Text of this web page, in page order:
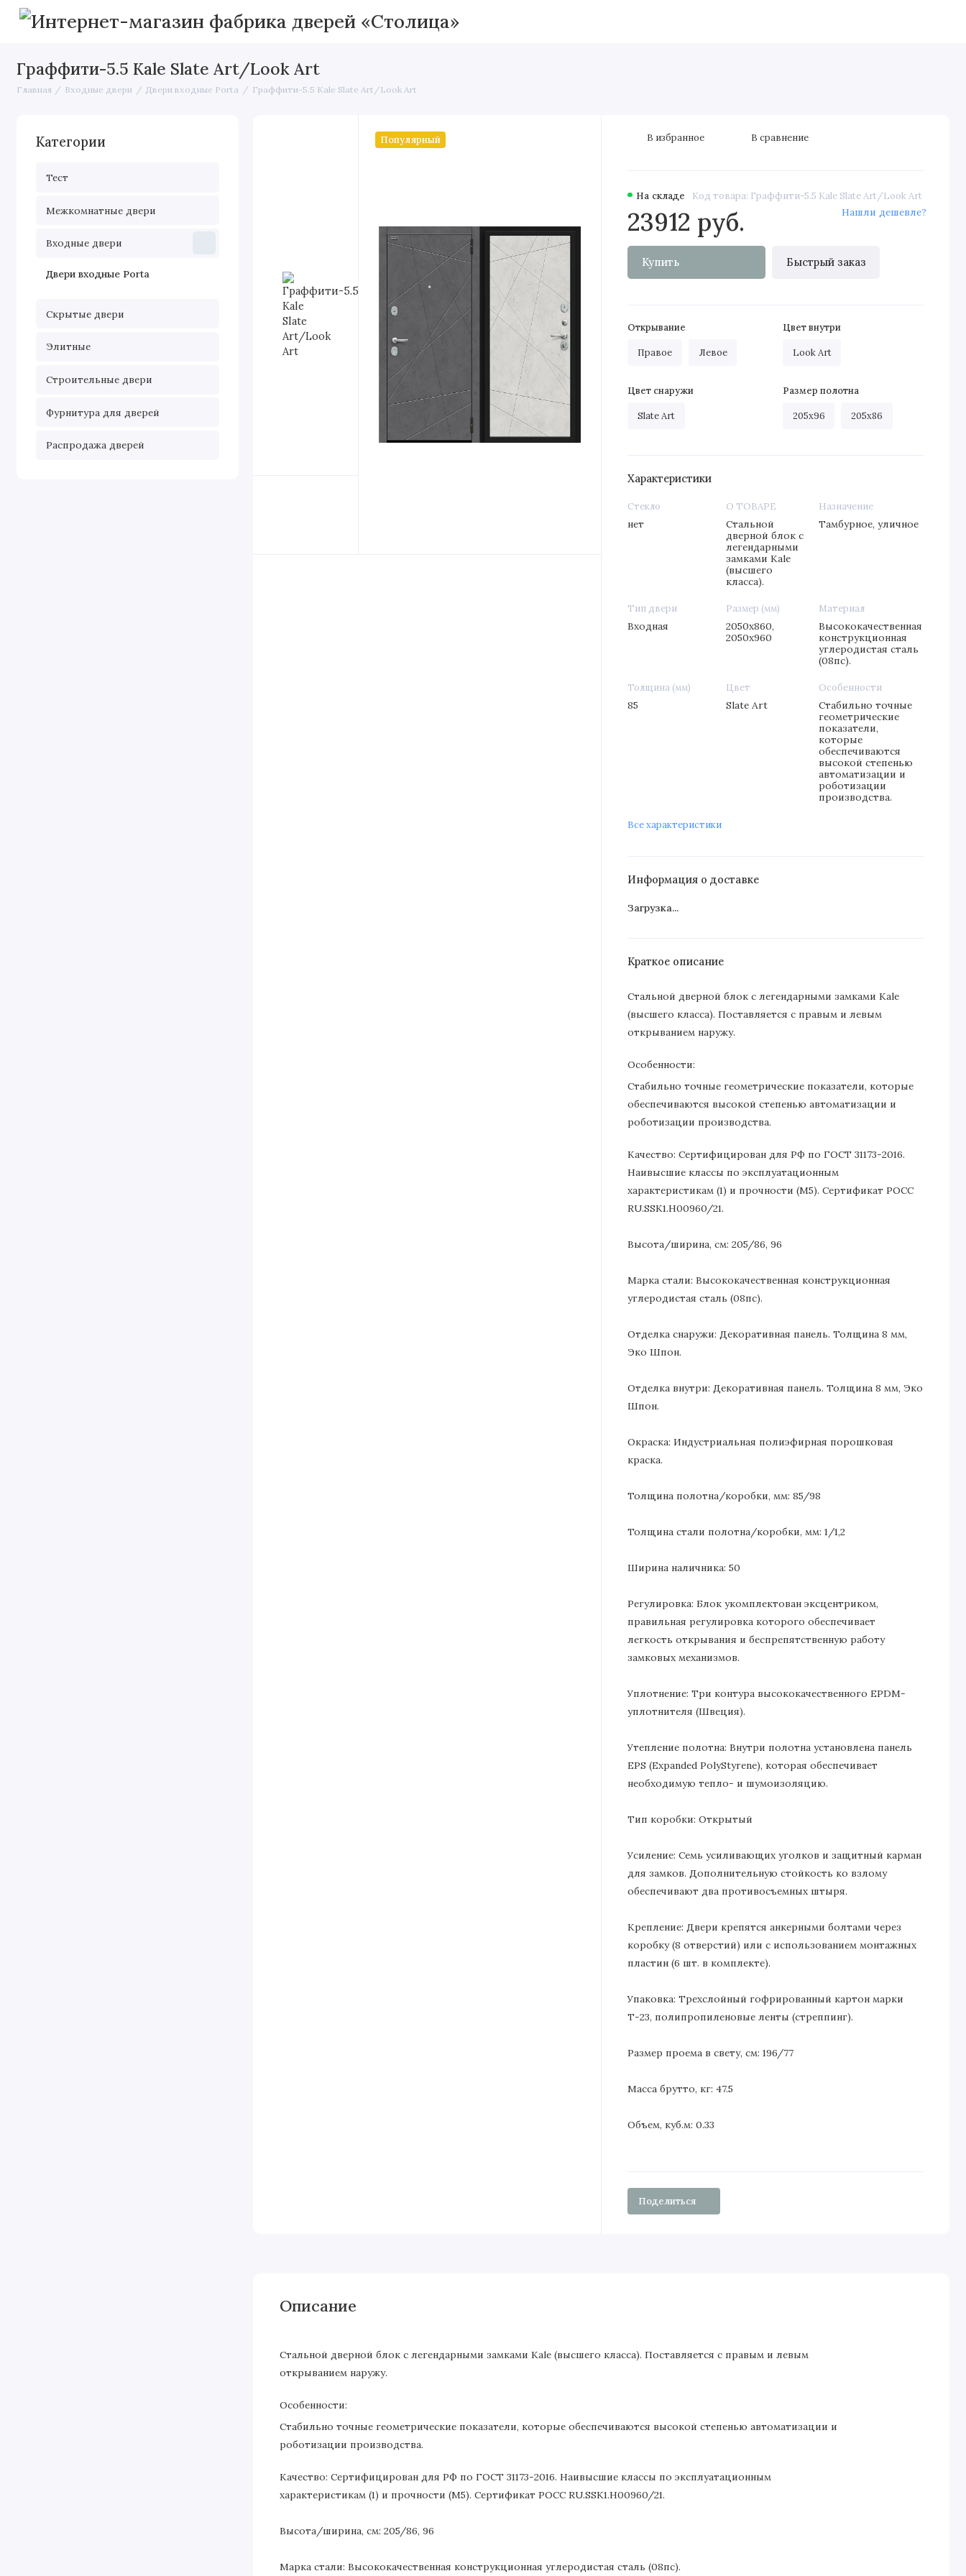
Граффити-5.5 Kale Slate Art/Look Art
Главная Входные двери Двери входные Porta Граффити-5.5 Kale Slate Art/Look Art
Категории
Тест
Межкомнатные двери
Входные двери
Двери входные Porta
Скрытые двери
Элитные
Строительные двери
Фурнитура для дверей
Распродажа дверей
Популярный
На складе Код товара: Граффити-5.5 Kale Slate Art/Look Art
23912 руб.
Купить Быстрый заказ
Нашли дешевле?
В избранное В сравнение
Открывание
Правое Левое
Цвет внутри
Look Art
Цвет снаружи
Slate Art
Размер полотна
205х96 205х86
Характеристики
Стекло
нет
О ТОВАРЕ
Стальной
дверной блок с
легендарными
замками Kale
(высшего
класса).
Назначение
Тамбурное, уличное
Тип двери
Входная
Размер (мм)
2050х860,
2050х960
Материал
Высококачественная
конструкционная
углеродистая сталь
(08пс).
Толщина (мм)
85
Цвет
Slate Art
Особенности
Стабильно точные
геометрические
показатели,
которые
обеспечиваются
высокой степенью
автоматизации и
роботизации
производства.
Все характеристики
Информация о доставке
Загрузка...
Краткое описание
Стальной дверной блок с легендарными замками Kale
(высшего класса). Поставляется с правым и левым
открыванием наружу.
Особенности:
Стабильно точные геометрические показатели, которые
обеспечиваются высокой степенью автоматизации и
роботизации производства.
Качество: Сертифицирован для РФ по ГОСТ 31173-2016.
Наивысшие классы по эксплуатационным
характеристикам (1) и прочности (М5). Сертификат POCC
RU.SSK1.H00960/21.
Высота/ширина, см: 205/86, 96
Марка стали: Высококачественная конструкционная
углеродистая сталь (08пс).
Отделка снаружи: Декоративная панель. Толщина 8 мм,
Эко Шпон.
Отделка внутри: Декоративная панель. Толщина 8 мм, Эко
Шпон.
Окраска: Индустриальная полиэфирная порошковая
краска.
Толщина полотна/коробки, мм: 85/98
Толщина стали полотна/коробки, мм: 1/1,2
Ширина наличника: 50
Регулировка: Блок укомплектован эксцентриком,
правильная регулировка которого обеспечивает
легкость открывания и беспрепятственную работу
замковых механизмов.
Уплотнение: Три контура высококачественного EPDM-
уплотнителя (Швеция).
Утепление полотна: Внутри полотна установлена панель
EPS (Expanded PolyStyrene), которая обеспечивает
необходимую тепло- и шумоизоляцию.
Тип коробки: Открытый
Усиление: Семь усиливающих уголков и защитный карман
для замков. Дополнительную стойкость ко взлому
обеспечивают два противосъемных штыря.
Крепление: Двери крепятся анкерными болтами через
коробку (8 отверстий) или с использованием монтажных
пластин (6 шт. в комплекте).
Упаковка: Трехслойный гофрированный картон марки
Т-23, полипропиленовые ленты (стреппинг).
Размер проема в свету, см: 196/77
Масса брутто, кг: 47.5
Объем, куб.м: 0.33
Поделиться
Описание
Стальной дверной блок с легендарными замками Kale (высшего класса). Поставляется с правым и левым
открыванием наружу.
Особенности:
Стабильно точные геометрические показатели, которые обеспечиваются высокой степенью автоматизации и
роботизации производства.
Качество: Сертифицирован для РФ по ГОСТ 31173-2016. Наивысшие классы по эксплуатационным
характеристикам (1) и прочности (М5). Сертификат POCC RU.SSK1.H00960/21.
Высота/ширина, см: 205/86, 96
Марка стали: Высококачественная конструкционная углеродистая сталь (08пс).